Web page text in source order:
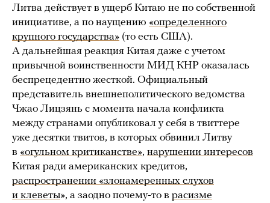
Литва действует в ущерб Китаю не по собственной
инициативе, а по наущению «определенного
крупного государства» (то есть США).
А дальнейшая реакция Китая даже с учетом
привычной воинственности МИД КНР оказалась
беспрецедентно жесткой. Официальный
представитель внешнеполитического ведомства
Чжао Лицзянь с момента начала конфликта
между странами опубликовал у себя в твиттере
уже десятки твитов, в которых обвинил Литву
в «огульном критиканстве», нарушении интересов
Китая ради американских кредитов,
распространении «злонамеренных слухов
и клеветы», а заодно почему-то в расизме